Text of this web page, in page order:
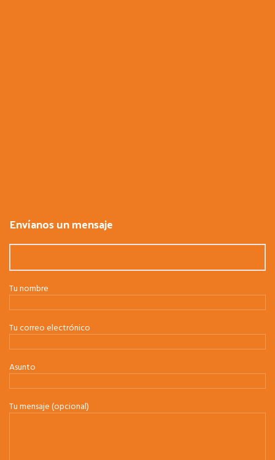
Envíanos un mensaje
Tu nombre
Tu correo electrónico
Asunto
Tu mensaje (opcional)